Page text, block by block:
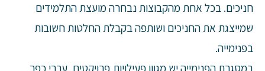
חניכים. בכל אחת מהקבוצות נבחרה מועצת התלמידים
שמייצגת את החניכים ושותפה בקבלת החלטות חשובות
בפנימייה.